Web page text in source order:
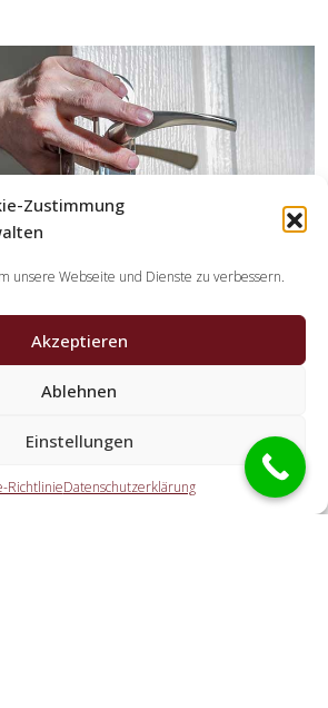
Zustimmung
unsere Webseite und Dienste zu verbessern.
Akzeptieren
Ablehnen
Einstellungen
RichtlinieDatenschutzerklärung
die
jegliche Leistungen, die Sie von einem